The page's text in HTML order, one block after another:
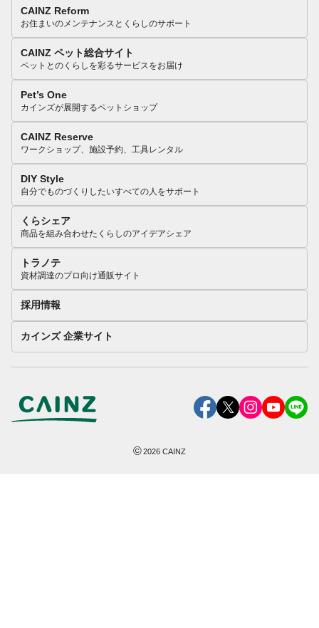
CAINZ Reform
お住まいのメンテナンスとくらしのサポート
CAINZ ペット総合サイト
ペットとのくらしを彩るサービスをお届け
Pet’s One
カインズが展開するペットショップ
CAINZ Reserve
ワークショップ、施設予約、工具レンタル
DIY Style
自分でものづくりしたいすべての人をサポート
くらシェア
商品を組み合わせたくらしのアイデアシェア
トラノテ
資材調達のプロ向け通販サイト
採用情報
カインズ 企業サイト
©2026 CAINZ